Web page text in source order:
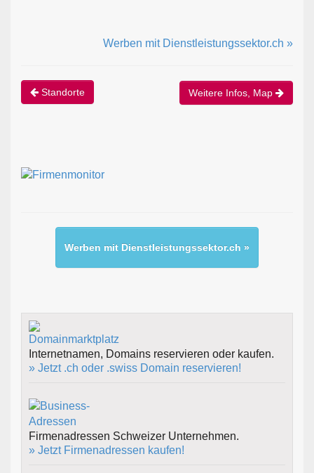
Werben mit Dienstleistungssektor.ch »
Standorte Weitere Infos, Map
Werben mit Dienstleistungssektor.ch »
Internetnamen, Domains reservieren oder kaufen.
» Jetzt .ch oder .swiss Domain reservieren!
Firmenadressen Schweizer Unternehmen.
» Jetzt Firmenadressen kaufen!